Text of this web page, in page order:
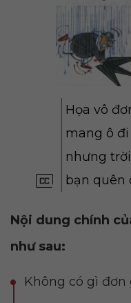
Họa vô
mang ô
nhưng
bạn quên
Nội dung chính
như sau:
Không có gì đơn